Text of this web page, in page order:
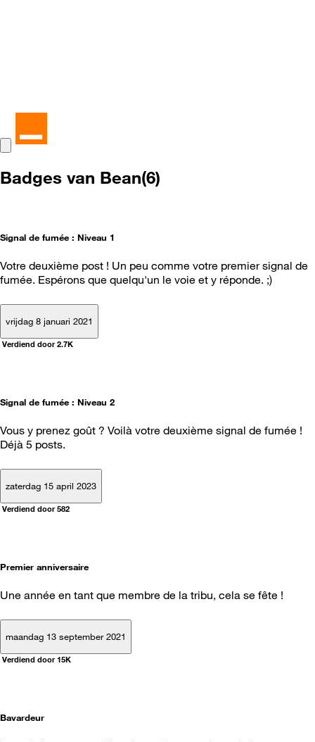
Badges van Bean(6)
Signal de fumée : Niveau 1
Votre deuxième post ! Un peu comme votre premier signal de
fumée. Espérons que quelqu'un le voie et y réponde. ;)
vrijdag 8 januari 2021
Verdiend door 2.7K
Signal de fumée : Niveau 2
Vous y prenez goût ? Voilà votre deuxième signal de fumée !
Déjà 5 posts.
zaterdag 15 april 2023
Verdiend door 582
Premier anniversaire
Une année en tant que membre de la tribu, cela se fête !
maandag 13 september 2021
Verdiend door 15K
Bavardeur